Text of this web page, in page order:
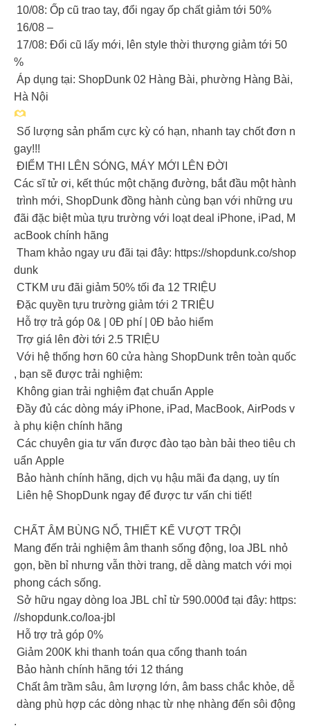
10/08: Ốp cũ trao tay, đổi ngay ốp chất giảm tới 50%
16/08 –
17/08: Đổi cũ lấy mới, lên style thời thượng giảm tới 50
%
️ Áp dụng tại: ShopDunk 02 Hàng Bài, phường Hàng Bài,
Hà Nội
Số lượng sản phẩm cực kỳ có hạn, nhanh tay chốt đơn n
gay!!!
ĐIỂM THI LÊN SÓNG, MÁY MỚI LÊN ĐỜI
Các sĩ tử ơi, kết thúc một chặng đường, bắt đầu một hành
trình mới, ShopDunk đồng hành cùng bạn với những ưu
đãi đặc biệt mùa tựu trường với loạt deal iPhone, iPad, M
acBook chính hãng
Tham khảo ngay ưu đãi tại đây: https://shopdunk.co/shop
dunk
CTKM ưu đãi giảm 50% tối đa 12 TRIỆU
Đặc quyền tựu trường giảm tới 2 TRIỆU
Hỗ trợ trả góp 0& | 0Đ phí | 0Đ bảo hiểm
Trợ giá lên đời tới 2.5 TRIỆU
Với hệ thống hơn 60 cửa hàng ShopDunk trên toàn quốc
, bạn sẽ được trải nghiệm:
Không gian trải nghiệm đạt chuẩn Apple
Đầy đủ các dòng máy iPhone, iPad, MacBook, AirPods v
à phụ kiện chính hãng
Các chuyên gia tư vấn được đào tạo bàn bải theo tiêu ch
uẩn Apple
Bảo hành chính hãng, dịch vụ hậu mãi đa dạng, uy tín
Liên hệ ShopDunk ngay để được tư vấn chi tiết!
CHẤT ÂM BÙNG NỔ, THIẾT KẾ VƯỢT TRỘI
Mang đến trải nghiệm âm thanh sống động, loa JBL nhỏ
gọn, bền bỉ nhưng vẫn thời trang, dễ dàng match với mọi
phong cách sống.
Sở hữu ngay dòng loa JBL chỉ từ 590.000đ tại đây: https:
//shopdunk.co/loa-jbl
Hỗ trợ trả góp 0%
Giảm 200K khi thanh toán qua cổng thanh toán
Bảo hành chính hãng tới 12 tháng
Chất âm trầm sâu, âm lượng lớn, âm bass chắc khỏe, dễ
dàng phù hợp các dòng nhạc từ nhẹ nhàng đến sôi động
.